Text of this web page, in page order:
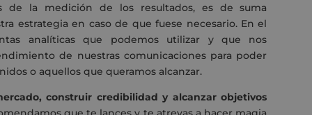
de la medición de los resultados, es de suma
estrategia en caso de que fuese necesario. En el
analíticas que podemos utilizar y que nos
de nuestras comunicaciones para poder
o aquellos que queramos alcanzar.
construir credibilidad y alcanzar objetivos